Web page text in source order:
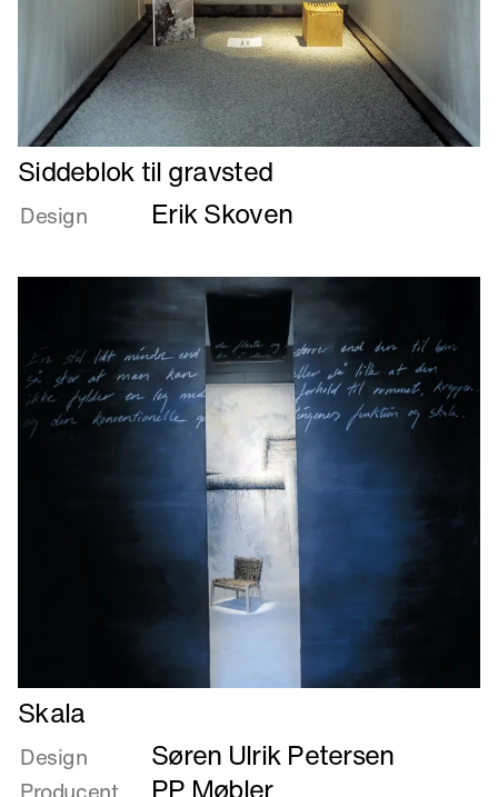
Læs
mere
om
Siddeblok til gravsted
Design Erik Skoven
Læs
mere
om
Skala
Skala
Design Søren Ulrik Petersen